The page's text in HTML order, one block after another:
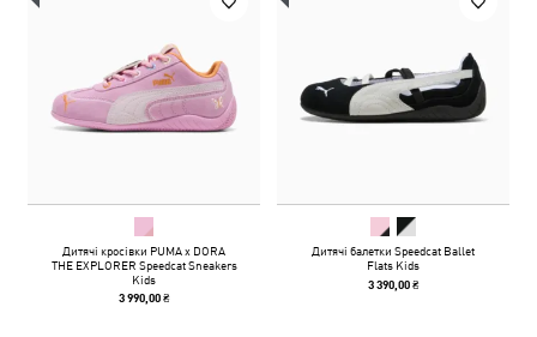
Дитячі кросівки PUMA x DORA
THE EXPLORER Speedcat Sneakers
Kids
3 990,00 ₴
Дитячі балетки Speedcat Ballet
Flats Kids
3 390,00 ₴